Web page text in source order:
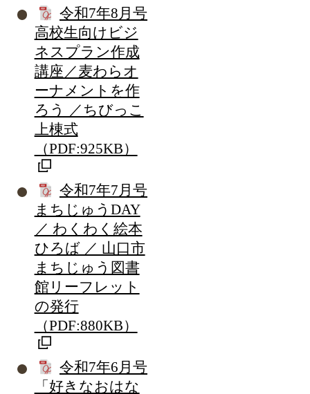
令和7年8月号
高校生向けビジ
ネスプラン作成
講座／麦わらオ
ーナメントを作
ろう ／ちびっこ
上棟式
（PDF:925KB）
令和7年7月号
まちじゅうDAY
／ わくわく絵本
ひろば ／ 山口市
まちじゅう図書
館リーフレット
の発行
（PDF:880KB）
令和7年6月号
「好きなおはな